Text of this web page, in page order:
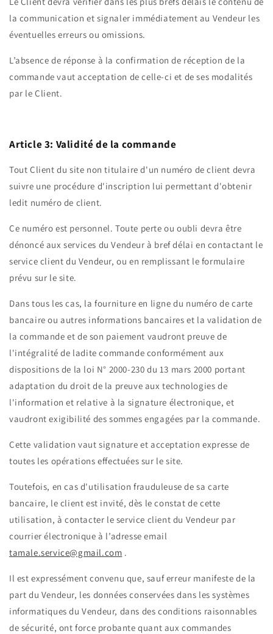
la communication et signaler immédiatement au Vendeur les
éventuelles erreurs ou omissions.
L’absence de réponse à la confirmation de réception de la
commande vaut acceptation de celle-ci et de ses modalités
par le Client.
Article 3: Validité de la commande
Tout Client du site non titulaire d'un numéro de client devra
suivre une procédure d'inscription lui permettant d'obtenir
ledit numéro de client.
Ce numéro est personnel. Toute perte ou oubli devra être
dénoncé aux services du Vendeur à bref délai en contactant le
service client du Vendeur, ou en remplissant le formulaire
prévu sur le site.
Dans tous les cas, la fourniture en ligne du numéro de carte
bancaire ou autres informations bancaires et la validation de
la commande et de son paiement vaudront preuve de
l'intégralité de ladite commande conformément aux
dispositions de la loi N° 2000-230 du 13 mars 2000 portant
adaptation du droit de la preuve aux technologies de
l'information et relative à la signature électronique, et
vaudront exigibilité des sommes engagées par la commande.
Cette validation vaut signature et acceptation expresse de
toutes les opérations effectuées sur le site.
Toutefois, en cas d'utilisation frauduleuse de sa carte
bancaire, le client est invité, dès le constat de cette
utilisation, à contacter le service client du Vendeur par
courrier électronique à l’adresse email
tamale.service@gmail.com .
Il est expressément convenu que, sauf erreur manifeste de la
part du Vendeur, les données conservées dans les systèmes
informatiques du Vendeur, dans des conditions raisonnables
de sécurité, ont force probante quant aux commandes